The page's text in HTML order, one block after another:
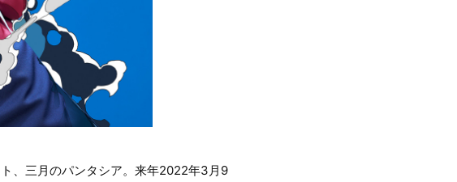
、三月のパンタシア。来年2022年3月9